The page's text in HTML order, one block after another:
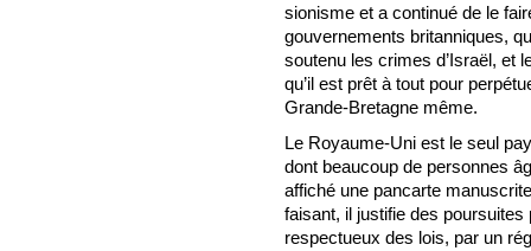
sionisme et a continué de le
gouvernements britanniques,
soutenu les crimes d’Israël, et
qu’il est prêt à tout pour
Grande-Bretagne même.
Le Royaume-Uni est le seul
dont beaucoup de personnes
affiché une pancarte
faisant, il justifie des
respectueux des lois, par un